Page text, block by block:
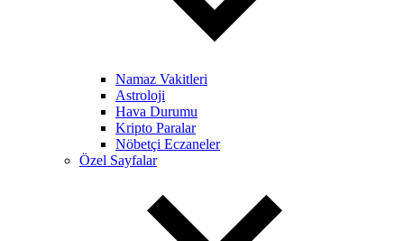
Namaz Vakitleri
Astroloji
Hava Durumu
Kripto Paralar
Nöbetçi Eczaneler
Özel Sayfalar